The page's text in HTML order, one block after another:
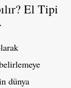
El Tipi
dünya